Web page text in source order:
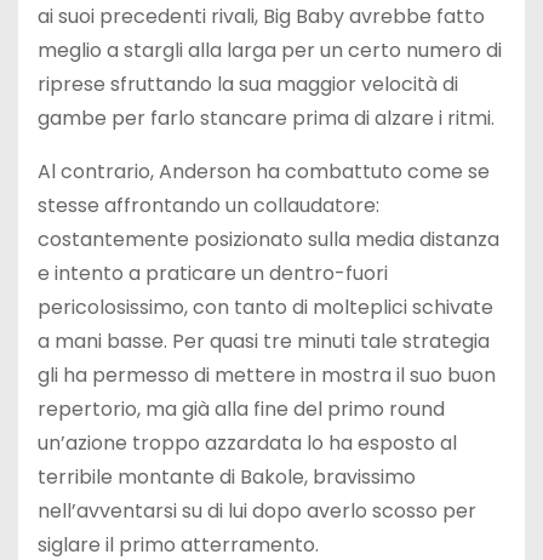
ai suoi precedenti rivali, Big Baby avrebbe fatto
meglio a stargli alla larga per un certo numero di
riprese sfruttando la sua maggior velocità di
gambe per farlo stancare prima di alzare i ritmi.
Al contrario, Anderson ha combattuto come se
stesse affrontando un collaudatore:
costantemente posizionato sulla media distanza
e intento a praticare un dentro-fuori
pericolosissimo, con tanto di molteplici schivate
a mani basse. Per quasi tre minuti tale strategia
gli ha permesso di mettere in mostra il suo buon
repertorio, ma già alla fine del primo round
un’azione troppo azzardata lo ha esposto al
terribile montante di Bakole, bravissimo
nell’avventarsi su di lui dopo averlo scosso per
siglare il primo atterramento.